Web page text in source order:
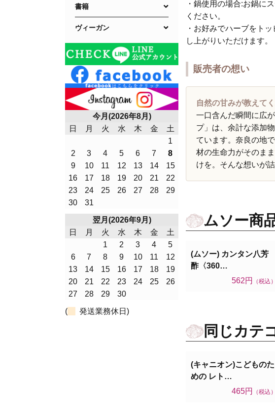
書籍
ヴィーガン
今月(2026年8月)
日
月 火 水 木 金
土
1
2
3 4 5 6 7
8
9
10 11 12 13 14
15
16
17 18 19 20 21
22
23
24 25 26 27 28
29
30
31
翌月(2026年9月)
日
月 火 水 木 金
土
1
2 3 4
5
6
7 8 9 10 11
12
13
14 15 16 17 18
19
20
21 22 23 24 25
26
27
28 29 30
( 発送業務休日)
・鍋使用の場合:お鍋に
ください。
・お好みでハーブをト
し上がりいただけます。
販売者の想い
自然の甘みが教えて
一口含んだ瞬間に広
プ」は、余計な添加
ています。奈良の地
材の生命力がそのま
けを。そんな想いが
ムソー商
(ムソー) カンタン八芳
酢〈360…
562円
（税込）
同じカテ
(キャニオン)こどものた
めの レト…
465円
（税込）